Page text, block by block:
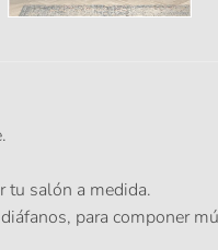
tu salón a medida.
para componer